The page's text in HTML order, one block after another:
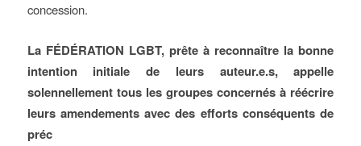
concession.
La FÉDÉRATION LGBT, prête à reconnaître la bonne
intention initiale de leurs auteur.e.s, appelle
solennellement tous les groupes concernés à réécrire
leurs amendements avec des efforts conséquents de
préc